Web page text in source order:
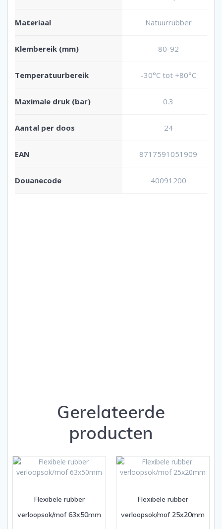
Materiaal Natuurrubber
Klembereik (mm) 80-92
Temperatuurbereik -30°C tot +80°C
Maximale druk (bar) 0.3
Aantal per doos 24
EAN 8717591051909
Douanecode 40091200
Gerelateerde
producten
Flexibele rubber
verloopsok/mof 63x50mm
Flexibele rubber
verloopsok/mof 25x20mm